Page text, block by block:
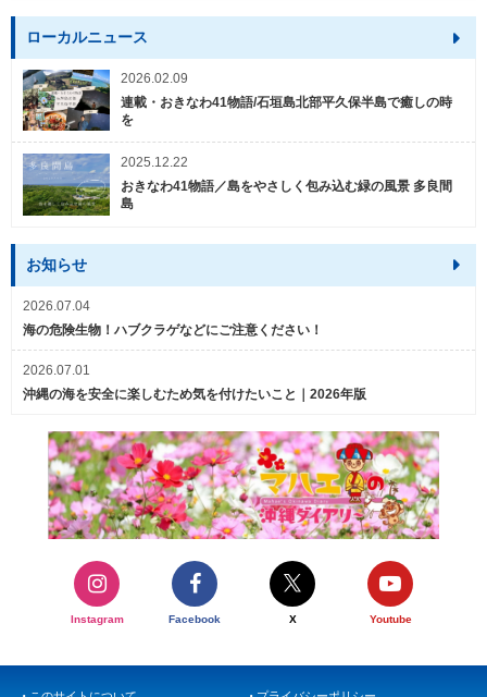
ローカルニュース
2026.02.09
連載・おきなわ41物語/石垣島北部平久保半島で癒しの時
を
2025.12.22
おきなわ41物語／島をやさしく包み込む緑の風景 多良間
島
お知らせ
2026.07.04
海の危険生物！ハブクラゲなどにご注意ください！
2026.07.01
沖縄の海を安全に楽しむため気を付けたいこと｜2026年版
Instagram Facebook X Youtube